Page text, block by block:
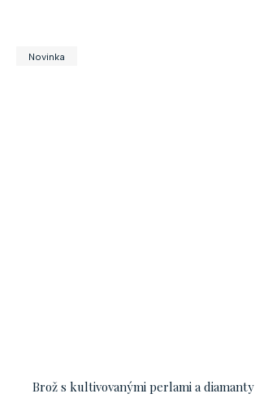
Novinka
Brož s kultivovanými perlami a diamanty